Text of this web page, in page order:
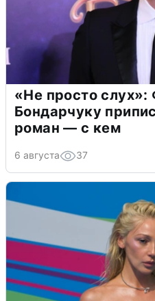
«Не просто слух»:
Бондарчуку
роман — с кем
6 августа 37